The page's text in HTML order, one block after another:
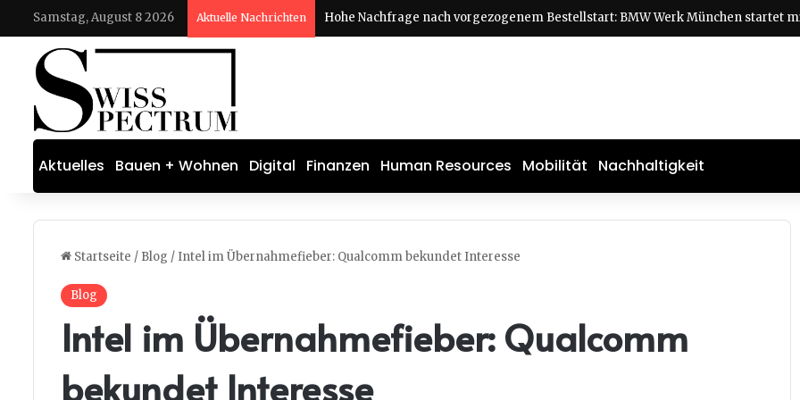
Samstag, August 8 2026 Aktuelle Nachrichten
Aktuelles Bauen + Wohnen Digital Finanzen Human Resources Mobilität Nachhaltigkeit
Startseite / Blog / Intel im Übernahmefieber: Qualcomm bekundet Interesse
Blog
Intel im Übernahmefieber: Qualcomm
bekundet Interesse